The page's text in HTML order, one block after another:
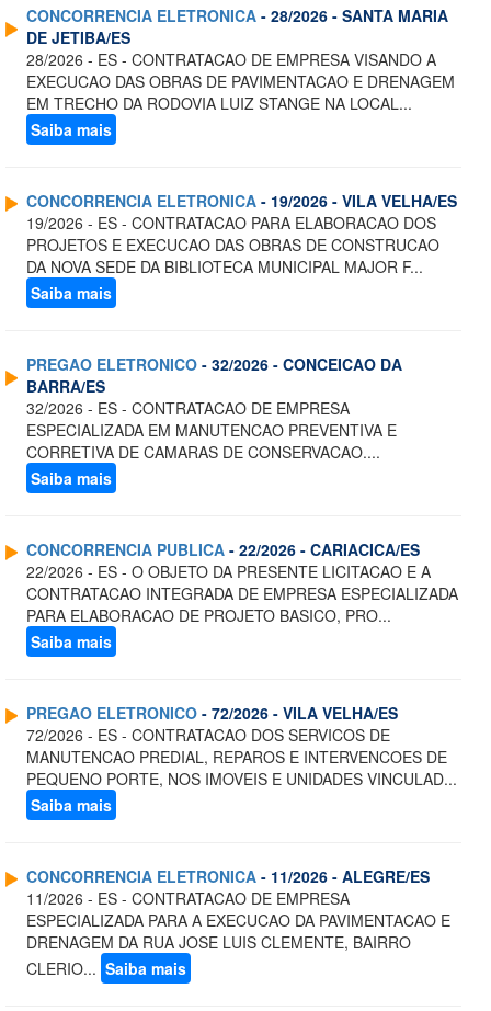
CONCORRENCIA ELETRONICA - 28/2026 - SANTA MARIA
DE JETIBA/ES
28/2026 - ES - CONTRATACAO DE EMPRESA VISANDO A
EXECUCAO DAS OBRAS DE PAVIMENTACAO E DRENAGEM
EM TRECHO DA RODOVIA LUIZ STANGE NA LOCAL...
Saiba mais
CONCORRENCIA ELETRONICA - 19/2026 - VILA VELHA/ES
19/2026 - ES - CONTRATACAO PARA ELABORACAO DOS
PROJETOS E EXECUCAO DAS OBRAS DE CONSTRUCAO
DA NOVA SEDE DA BIBLIOTECA MUNICIPAL MAJOR F...
Saiba mais
PREGAO ELETRONICO - 32/2026 - CONCEICAO DA
BARRA/ES
32/2026 - ES - CONTRATACAO DE EMPRESA
ESPECIALIZADA EM MANUTENCAO PREVENTIVA E
CORRETIVA DE CAMARAS DE CONSERVACAO....
Saiba mais
CONCORRENCIA PUBLICA - 22/2026 - CARIACICA/ES
22/2026 - ES - O OBJETO DA PRESENTE LICITACAO E A
CONTRATACAO INTEGRADA DE EMPRESA ESPECIALIZADA
PARA ELABORACAO DE PROJETO BASICO, PRO...
Saiba mais
PREGAO ELETRONICO - 72/2026 - VILA VELHA/ES
72/2026 - ES - CONTRATACAO DOS SERVICOS DE
MANUTENCAO PREDIAL, REPAROS E INTERVENCOES DE
PEQUENO PORTE, NOS IMOVEIS E UNIDADES VINCULAD...
Saiba mais
CONCORRENCIA ELETRONICA - 11/2026 - ALEGRE/ES
11/2026 - ES - CONTRATACAO DE EMPRESA
ESPECIALIZADA PARA A EXECUCAO DA PAVIMENTACAO E
DRENAGEM DA RUA JOSE LUIS CLEMENTE, BAIRRO
CLERIO... Saiba mais